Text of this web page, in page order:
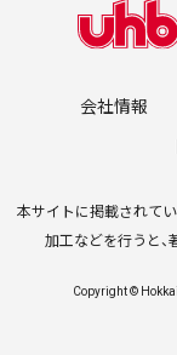
会社情報
本サイトに掲載されてい
加工などを行うと
Copyright ©